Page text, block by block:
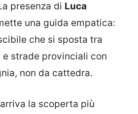
presenza di Luca
una guida empatica:
che si sposta tra
strade provinciali con
non da cattedra.
la scoperta più